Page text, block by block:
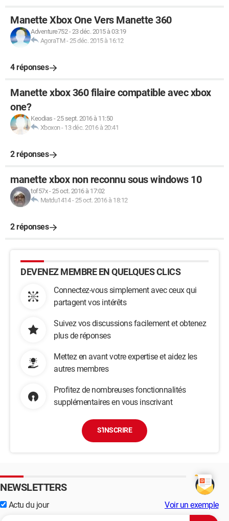
Manette Xbox One Vers Manette 360
Adventure752-23 déc. 2015 à 03:19
AgoraTM-25 déc. 2015 à 16:12
4 réponses
Manette xbox 360 filaire compatible avec xbox
one?
Keodias -25 sept. 2016 à 11:50
Xboxon- 13 déc. 2016 à 20:41
2 réponses
manette xbox non reconnu sous windows 10
tof57x-25 oct. 2016 à 17:02
Matdu1414-25 oct. 2016 à 18:12
2 réponses
DEVENEZ MEMBRE EN QUELQUES CLICS
Connectez-vous simplement avec ceux qui
partagent vos intérêts
Suivez vos discussions facilement et obtenez
plus de réponses
Mettez en avant votre expertise et aidez les
autres membres
Profitez de nombreuses fonctionnalités
supplémentaires en vous inscrivant
S'INSCRIRE
NEWSLETTERS
Actu du jour Voir un exemple